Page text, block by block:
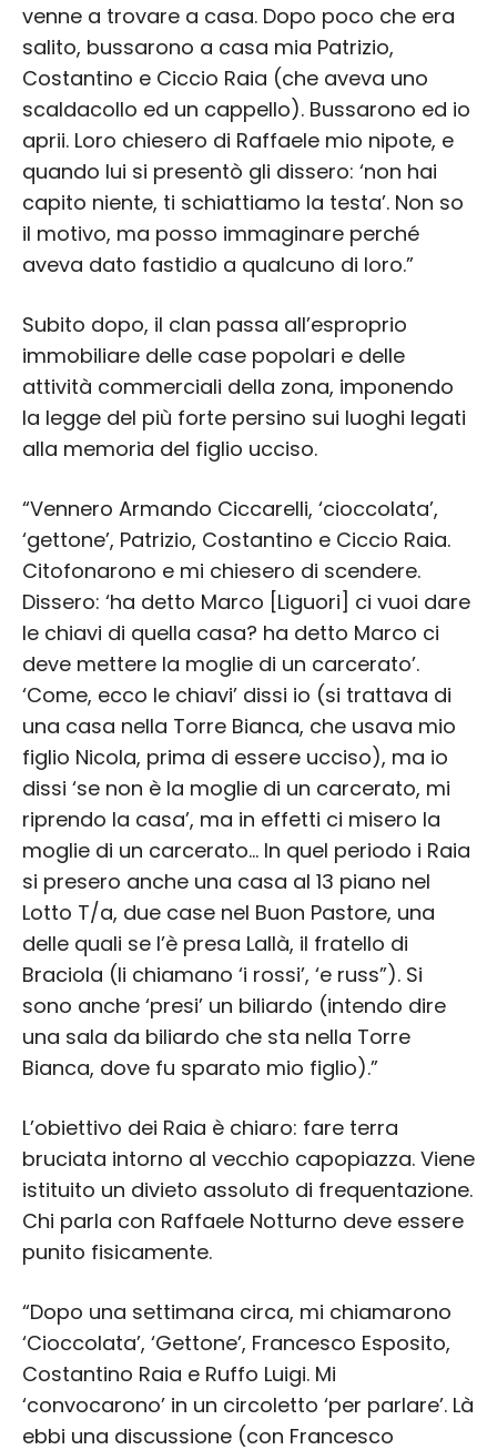
venne a trovare a casa. Dopo poco che era
salito, bussarono a casa mia Patrizio,
Costantino e Ciccio Raia (che aveva uno
scaldacollo ed un cappello). Bussarono ed io
aprii. Loro chiesero di Raffaele mio nipote, e
quando lui si presentò gli dissero: ‘non hai
capito niente, ti schiattiamo la testa’. Non so
il motivo, ma posso immaginare perché
aveva dato fastidio a qualcuno di loro.”
Subito dopo, il clan passa all’esproprio
immobiliare delle case popolari e delle
attività commerciali della zona, imponendo
la legge del più forte persino sui luoghi legati
alla memoria del figlio ucciso.
“Vennero Armando Ciccarelli, ‘cioccolata’,
‘gettone’, Patrizio, Costantino e Ciccio Raia.
Citofonarono e mi chiesero di scendere.
Dissero: ‘ha detto Marco [Liguori] ci vuoi dare
le chiavi di quella casa? ha detto Marco ci
deve mettere la moglie di un carcerato’.
‘Come, ecco le chiavi’ dissi io (si trattava di
una casa nella Torre Bianca, che usava mio
figlio Nicola, prima di essere ucciso), ma io
dissi ‘se non è la moglie di un carcerato, mi
riprendo la casa’, ma in effetti ci misero la
moglie di un carcerato… In quel periodo i Raia
si presero anche una casa al 13 piano nel
Lotto T/a, due case nel Buon Pastore, una
delle quali se l’è presa Lallà, il fratello di
Braciola (li chiamano ‘i rossi’, ‘e russ”). Si
sono anche ‘presi’ un biliardo (intendo dire
una sala da biliardo che sta nella Torre
Bianca, dove fu sparato mio figlio).”
L’obiettivo dei Raia è chiaro: fare terra
bruciata intorno al vecchio capopiazza. Viene
istituito un divieto assoluto di frequentazione.
Chi parla con Raffaele Notturno deve essere
punito fisicamente.
“Dopo una settimana circa, mi chiamarono
‘Cioccolata’, ‘Gettone’, Francesco Esposito,
Costantino Raia e Ruffo Luigi. Mi
‘convocarono’ in un circoletto ‘per parlare’. Là
ebbi una discussione (con Francesco